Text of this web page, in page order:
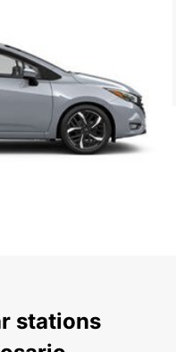
stations